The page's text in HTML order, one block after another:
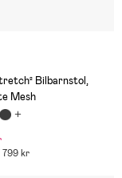
Bilbarnstol,
Mesh
799 kr